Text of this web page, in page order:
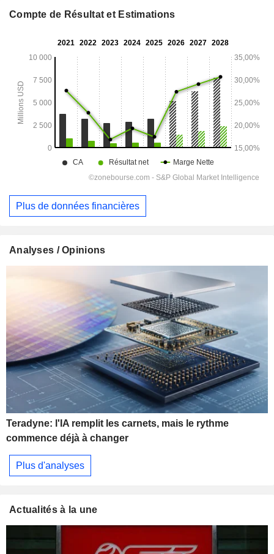
Compte de Résultat et Estimations
Plus de données financières
Analyses / Opinions
Teradyne: l'IA remplit les carnets, mais le rythme
commence déjà à changer
Plus d'analyses
Actualités à la une